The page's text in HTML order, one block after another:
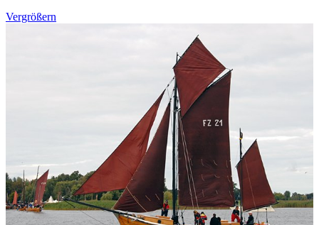
Vergrößern